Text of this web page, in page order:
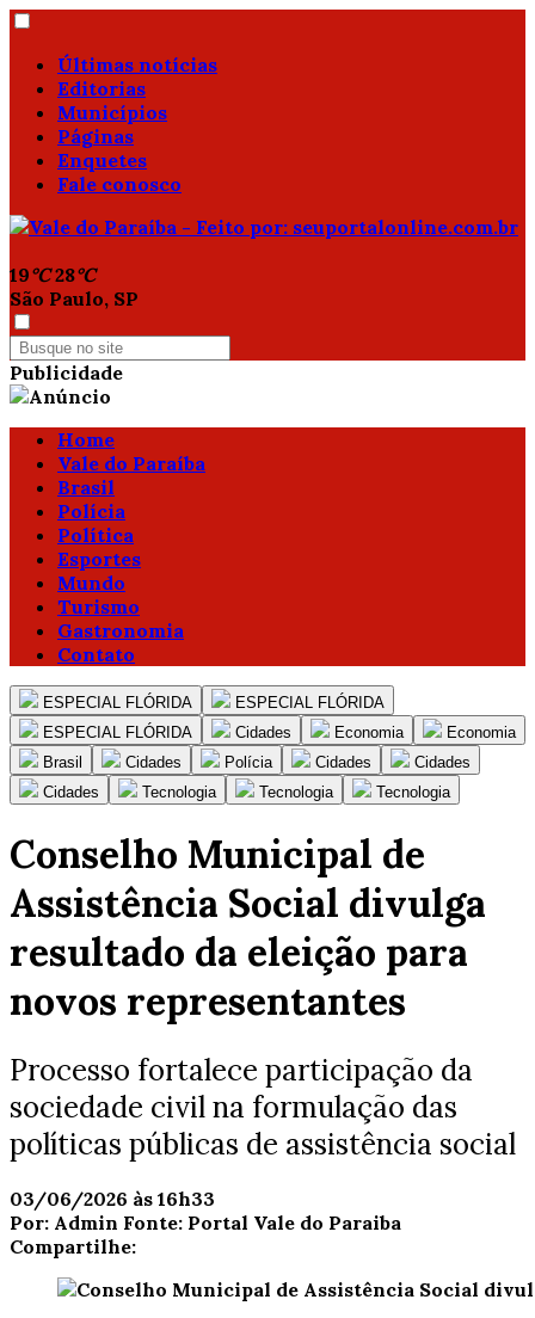
Últimas notícias
Editorias
Municípios
Páginas
Enquetes
Fale conosco
19°C 28°C
São Paulo, SP
Publicidade
Home
Vale do Paraíba
Brasil
Polícia
Política
Esportes
Mundo
Turismo
Gastronomia
Contato
ESPECIAL FLÓRIDA
ESPECIAL FLÓRIDA
ESPECIAL FLÓRIDA
Cidades Economia
Economia
Brasil
Cidades Polícia Cidades
Cidades
Cidades
Tecnologia Tecnologia Tecnologia
Conselho Municipal de
Assistência Social divulga
resultado da eleição para
novos representantes
Processo fortalece participação da
sociedade civil na formulação das
políticas públicas de assistência social
03/06/2026 às 16h33
Por: Admin Fonte: Portal Vale do Paraiba
Compartilhe: